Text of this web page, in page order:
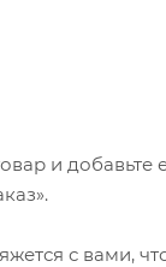
и добавьте
с вами,